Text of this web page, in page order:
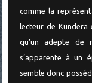
comme la
lecteur deKundera
qu’un adepte de
s’apparente à un
semble donc